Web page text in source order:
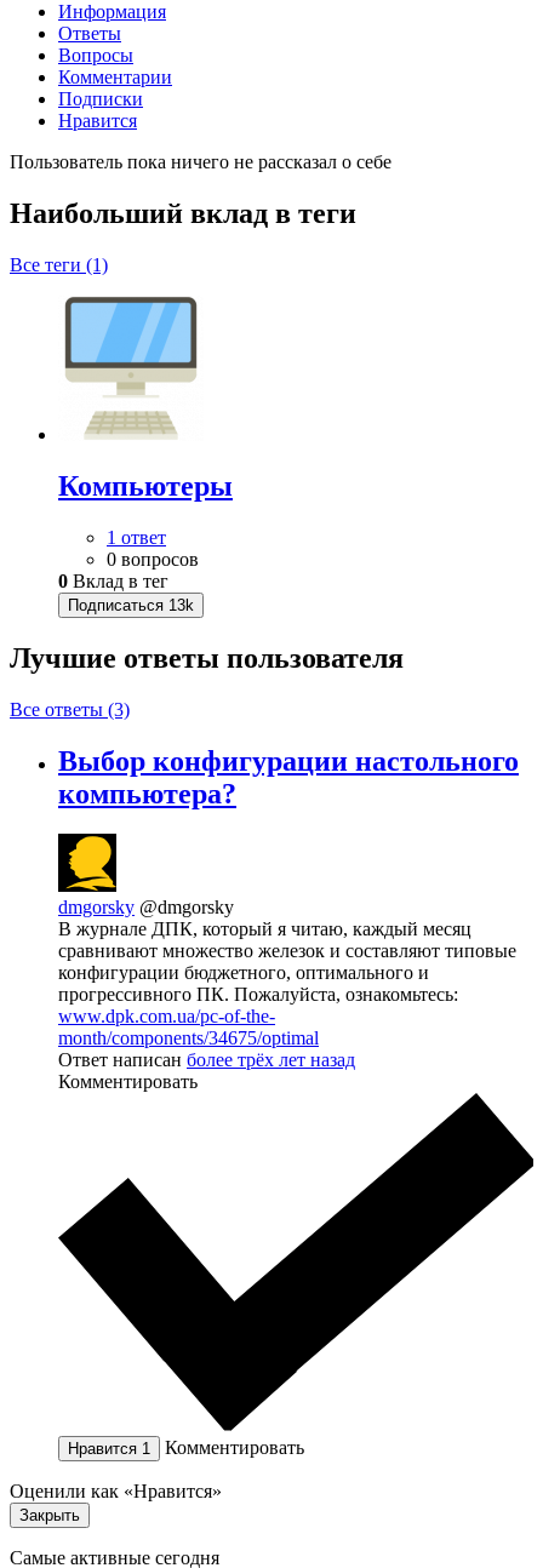
Информация
Ответы
Вопросы
Комментарии
Подписки
Нравится
Пользователь пока ничего не рассказал о себе
Наибольший вклад в теги
Все теги (1)
Компьютеры
1 ответ
0 вопросов
0 Вклад в тег
Подписаться 13k
Лучшие ответы пользователя
Все ответы (3)
Выбор конфигурации настольного
компьютера?
dmgorsky @dmgorsky
В журнале ДПК, который я читаю, каждый месяц
сравнивают множество железок и составляют типовые
конфигурации бюджетного, оптимального и
прогрессивного ПК. Пожалуйста, ознакомьтесь:
www.dpk.com.ua/pc-of-the-
month/components/34675/optimal
Ответ написан более трёх лет назад
Комментировать
Нравится 1 Комментировать
Оценили как «Нравится»
Закрыть
Самые активные сегодня